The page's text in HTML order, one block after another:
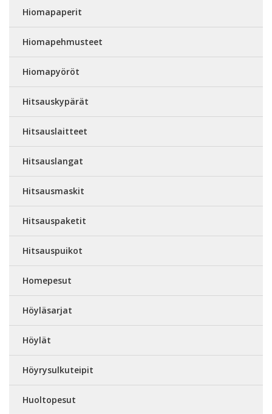
Hiomapaperit
Hiomapehmusteet
Hiomapyöröt
Hitsauskypärät
Hitsauslaitteet
Hitsauslangat
Hitsausmaskit
Hitsauspaketit
Hitsauspuikot
Homepesut
Höyläsarjat
Höylät
Höyrysulkuteipit
Huoltopesut